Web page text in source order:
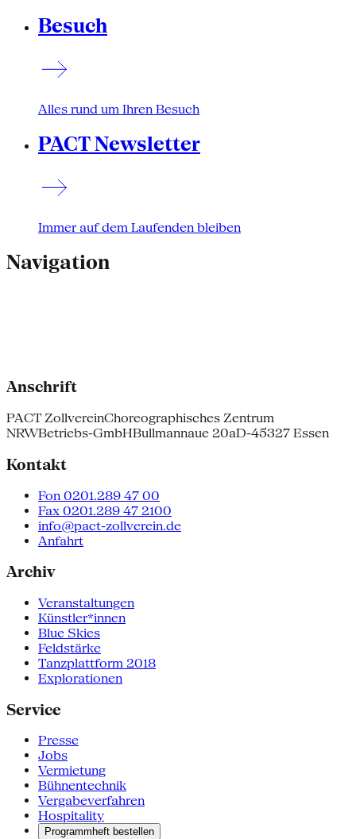
Besuch
Alles rund um Ihren Besuch
PACT Newsletter
Immer auf dem Laufenden bleiben
Navigation
Anschrift
PACT ZollvereinChoreographisches Zentrum
NRWBetriebs-GmbHBullmannaue 20aD-45327 Essen
Kontakt
Fon 0201.289 47 00
Fax 0201.289 47 2100
info@pact-zollverein.de
Anfahrt
Archiv
Veranstaltungen
Künstler*innen
Blue Skies
Feldstärke
Tanzplattform 2018
Explorationen
Service
Presse
Jobs
Vermietung
Bühnentechnik
Vergabeverfahren
Hospitality
Programmheft bestellen